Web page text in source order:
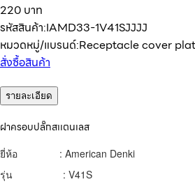
220 บาท
รหัสสินค้า:IAMD33-1V41SJJJJ
หมวดหมู่/แบรนด์:Receptacle cover
สั่งซื้อสินค้า
รายละเอียด
ฝาครอบปลั๊กสเเตนเลส
ยี่ห้อ : American Denki
รุ่น : V41S